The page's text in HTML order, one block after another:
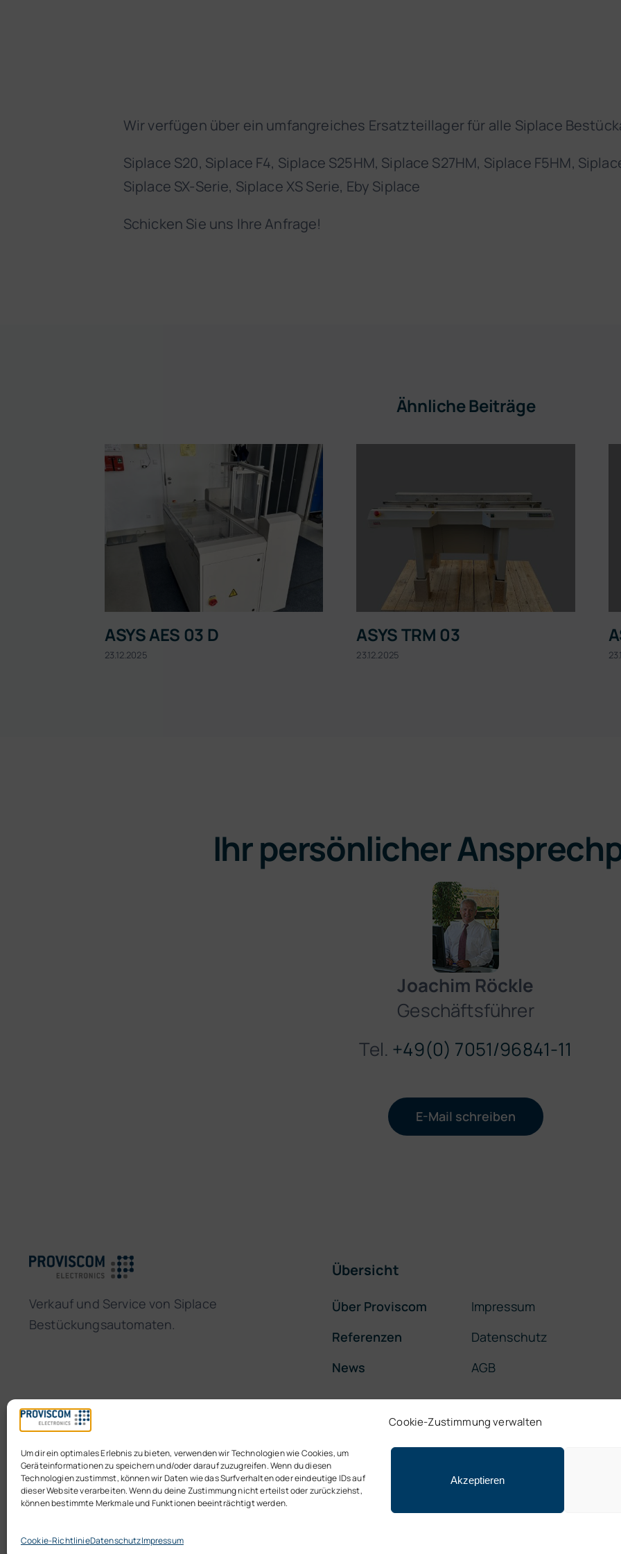
Cookie-Zustimmung verwalten
Um dir ein optimales Erlebnis zu bieten, verwenden wir Technologien wie Cookies, um
Geräteinformationen zu speichern und/oder darauf zuzugreifen. Wenn du diesen
Technologien zustimmst, können wir Daten wie das Surfverhalten oder eindeutige IDs auf
dieser Website verarbeiten. Wenn du deine Zustimmung nicht erteilst oder zurückziehst,
können bestimmte Merkmale und Funktionen beeinträchtigt werden.
Akzeptieren
Cookie-RichtlinieDatenschutzImpressum
Wir verfügen über ein umfangreiches Ersatzteillager für alle Siplace
Siplace S20, Siplace F4, Siplace S25HM, Siplace S27HM, Siplace F5HM,
Siplace SX-Serie, Siplace XS Serie, Eby Siplace
Schicken Sie uns Ihre Anfrage!
Ähnliche Beiträge
ASYS AES 03 D
23.12.2025
ASYS TRM 03
23.12.2025
Ihr persönlicher
Joachim Röckle
Geschäftsführer
Tel. +49(0) 7051/96841-11
E-Mail schreiben
Verkauf und Service von Siplace
Bestückungsautomaten.
Übersicht
Über Proviscom
Referenzen
News
Impressum
Datenschutz
AGB
© 2026 • Proviscom Electronics GmbH & Co. KG